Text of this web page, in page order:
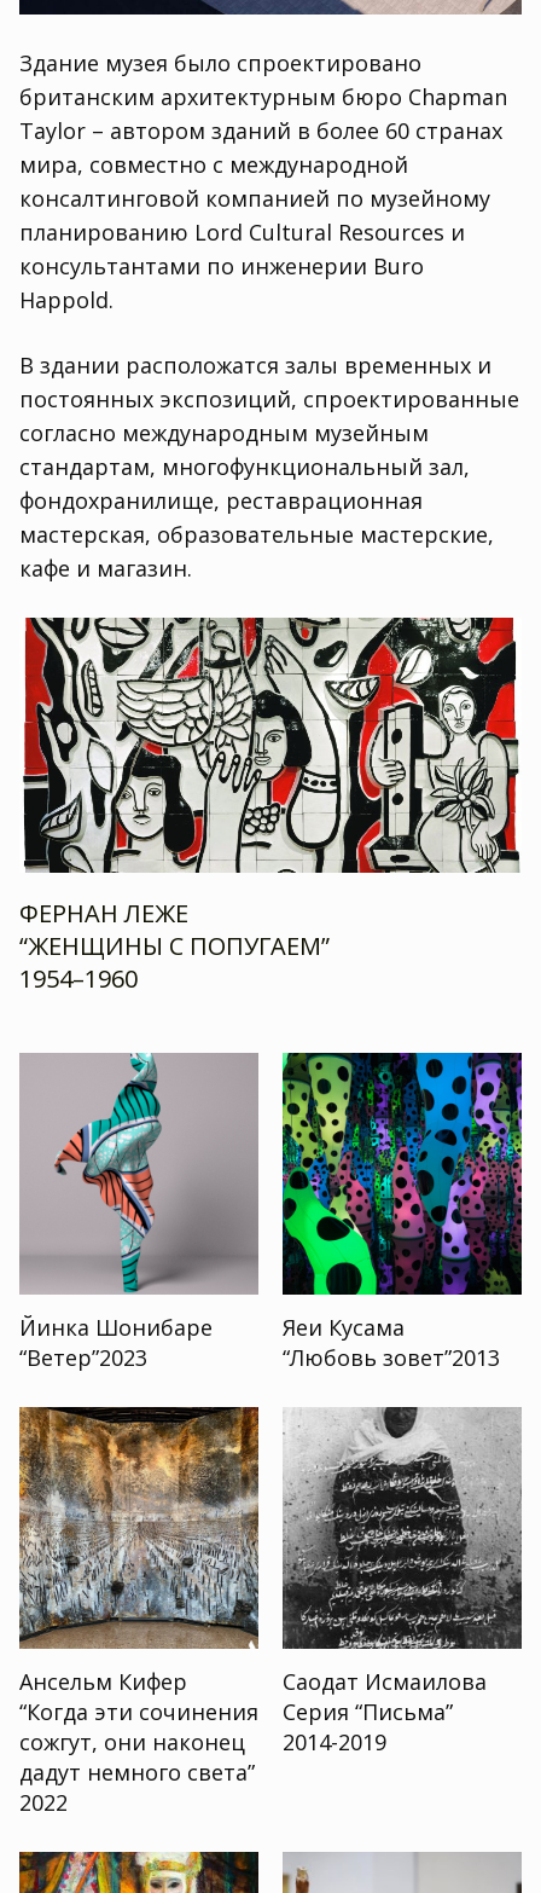
Здание музея было спроектировано
британским архитектурным бюро Chapman
Taylor – автором зданий в более 60 странах
мира, совместно с международной
консалтинговой компанией по музейному
планированию Lord Cultural Resources и
консультантами по инженерии Buro
Happold.
В здании расположатся залы временных и
постоянных экспозиций, спроектированные
согласно международным музейным
стандартам, многофункциональный зал,
фондохранилище, реставрационная
мастерская, образовательные мастерские,
кафе и магазин.
ФЕРНАН ЛЕЖЕ
“ЖЕНЩИНЫ С ПОПУГАЕМ”
1954–1960
Йинка Шонибаре
“Ветер”2023
Яеи Кусама
“Любовь зовет”2013
Ансельм Кифер
“Когда эти сочинения
сожгут, они наконец
дадут немного света”
2022
Саодат Исмаилова
Серия “Письма”
2014-2019